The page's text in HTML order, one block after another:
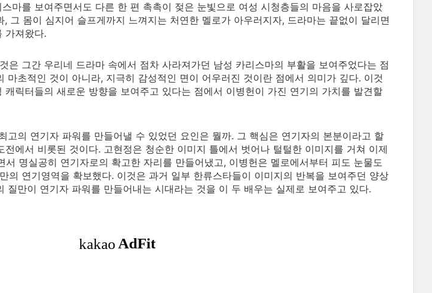
마를 보여주면서도 다른 한 편 촉촉이 젖은 눈빛으로 여성 시청층들의 마음을 사로잡았
그 몸이 심지어 슬프게까지 느껴지는 처연한 멜로가 아우러지자, 드라마는 끝없이 달리면
가져왔다.
은 그간 우리네 드라마 속에서 점차 사라져가던 남성 카리스마의 부활을 보여주었다는 점
마초적인 것이 아니라, 지극히 감성적인 면이 어우러진 것이란 점에서 의미가 깊다. 이것
릭터들의 새로운 방향을 보여주고 있다는 점에서 이병헌이 가진 연기의 가치를 발견할
고의 연기자 파워를 만들어낼 수 있었던 요인은 뭘까. 그 핵심은 연기자의 본분이라고 할
에서 비롯된 것이다. 고현정은 청순한 이미지 틀에서 벗어나 털털한 이미지를 거쳐 이제
서 명실공히 연기자로의 확고한 자리를 만들어냈고, 이병헌은 멜로에서부터 피도 눈물도
의 연기영역을 확보했다. 이것은 과거 일부 한류스타들이 이미지의 반복을 보여주던 양상
질만이 연기자 파워를 만들어내는 시대라는 것을 이 두 배우는 실제로 보여주고 있다.